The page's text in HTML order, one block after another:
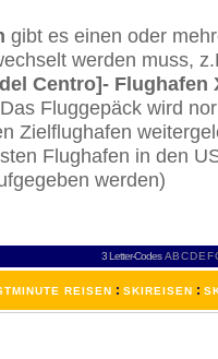
gibt es einen oder
werden muss,
Centro]- Flughafen
Fluggepäck wird
Zielflughafen
Flughafen in den
werden)
3 Letter-Codes ABCDEF
REISEN : SKIREISEN :